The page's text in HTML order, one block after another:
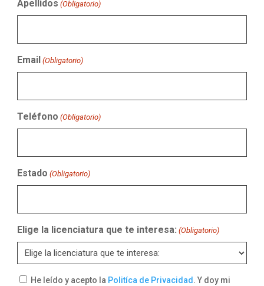
Apellidos (Obligatorio)
Email (Obligatorio)
Teléfono (Obligatorio)
Estado (Obligatorio)
Elige la licenciatura que te interesa: (Obligatorio)
Consentimiento
He leído y acepto la Politíca de Privacidad . Y doy mi